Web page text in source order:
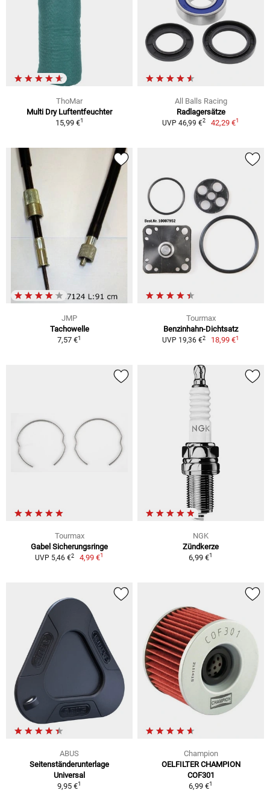
ThoMar
Multi Dry Luftentfeuchter
15,99 €1
All Balls Racing
Radlagersätze
UVP 46,99 €2 42,29 €1
JMP
Tachowelle
7,57 €1
Tourmax
Benzinhahn-Dichtsatz
UVP 19,36 €2 18,99 €1
Tourmax
Gabel Sicherungsringe
UVP 5,46 €2 4,99 €1
NGK
Zündkerze
6,99 €1
ABUS
Seitenständerunterlage
Universal
9,95 €1
Champion
OELFILTER CHAMPION
COF301
6,99 €1